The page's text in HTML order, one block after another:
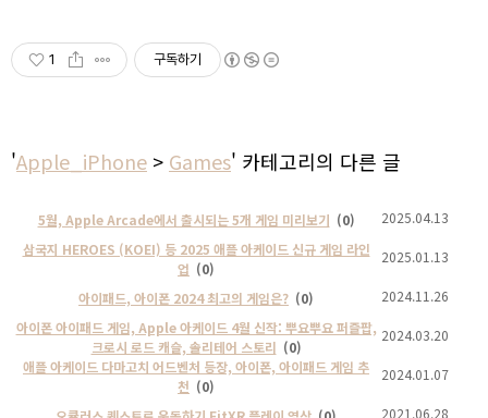
1 구독하기
'Apple_iPhone > Games' 카테고리의 다른 글
5월, Apple Arcade에서 출시되는 5개 게임 미리보기 (0)
2025.04.13
삼국지 HEROES (KOEI) 등 2025 애플 아케이드 신규 게임 라인
업 (0)
2025.01.13
아이패드, 아이폰 2024 최고의 게임은? (0)
2024.11.26
아이폰 아이패드 게임, Apple 아케이드 4월 신작: 뿌요뿌요 퍼즐팝,
크로시 로드 캐슬, 솔리테어 스토리 (0)
2024.03.20
애플 아케이드 다마고치 어드벤처 등장, 아이폰, 아이패드 게임 추
천 (0)
2024.01.07
2021.06.28